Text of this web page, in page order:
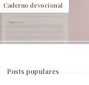
Caderno devocional
Posts populares